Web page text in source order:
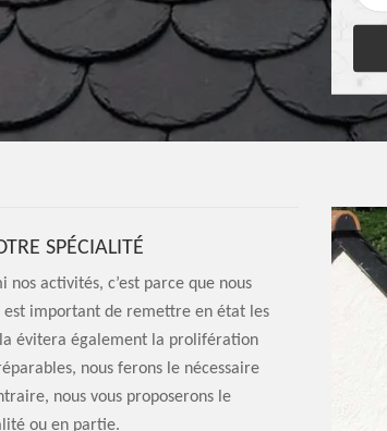
SPÉCIALITÉ
activités, c’est parce que nous
important de remettre en état les
évitera également la prolifération
nous ferons le nécessaire
nous vous proposerons le
ou en partie.